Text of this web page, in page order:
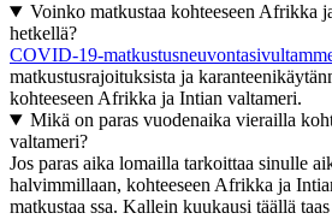
Voinko matkustaa kohteeseen Afrikka
hetkellä?
COVID-19-
matkustusrajoituksista ja
kohteeseen Afrikka ja Intian valtameri.
Mikä on paras vuodenaika vierailla
valtameri?
Jos paras aika lomailla tarkoittaa sinulle
halvimmillaan, kohteeseen Afrikka ja
matkustaa ssa. Kallein kuukausi täällä